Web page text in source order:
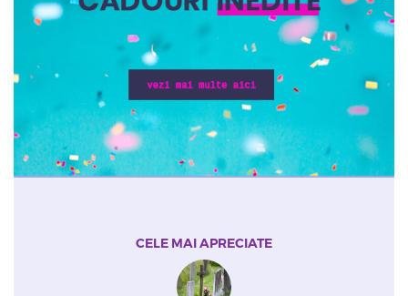
CELE MAI APRECIATE